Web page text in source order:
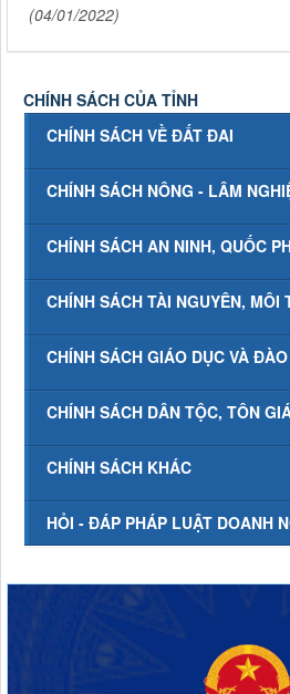
(04/01/2022)
CHÍNH SÁCH CỦA TỈNH
CHÍNH SÁCH VỀ ĐẤT ĐAI
CHÍNH SÁCH NÔNG - LÂM
CHÍNH SÁCH AN NINH, QUỐC
CHÍNH SÁCH TÀI NGUYÊN, MÔI
CHÍNH SÁCH GIÁO DỤC VÀ
CHÍNH SÁCH DÂN TỘC, TÔN
CHÍNH SÁCH KHÁC
HỎI - ĐÁP PHÁP LUẬT DOANH